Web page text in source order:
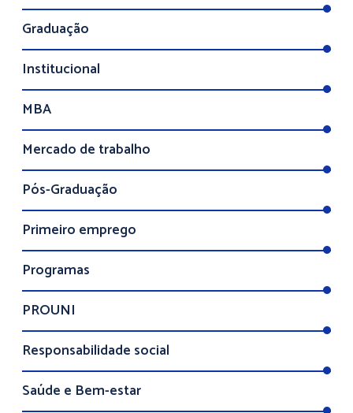
Graduação
Institucional
MBA
Mercado de trabalho
Pós-Graduação
Primeiro emprego
Programas
PROUNI
Responsabilidade social
Saúde e Bem-estar